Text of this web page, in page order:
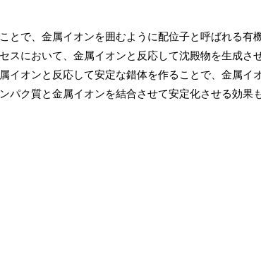
とで、金属イオンを囲むように配位子と呼ばれる有
スにおいて、金属イオンと反応して沈殿物を生成さ
イオンと反応して安定な錯体を作ることで、金属イ
パク質と金属イオンを結合させて安定化させる効果